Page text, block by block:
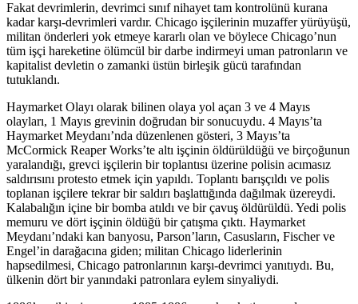
Fakat devrimlerin, devrimci sınıf nihayet tam kontrolünü kurana
kadar karşı-devrimleri vardır. Chicago işçilerinin muzaffer yürüyüşü,
militan önderleri yok etmeye kararlı olan ve böylece Chicago’nun
tüm işçi hareketine ölümcül bir darbe indirmeyi uman patronların ve
kapitalist devletin o zamanki üstün birleşik gücü tarafından
tutuklandı.
Haymarket Olayı olarak bilinen olaya yol açan 3 ve 4 Mayıs
olayları, 1 Mayıs grevinin doğrudan bir sonucuydu. 4 Mayıs’ta
Haymarket Meydanı’nda düzenlenen gösteri, 3 Mayıs’ta
McCormick Reaper Works’te altı işçinin öldürüldüğü ve birçoğunun
yaralandığı, grevci işçilerin bir toplantısı üzerine polisin acımasız
saldırısını protesto etmek için yapıldı. Toplantı barışçıldı ve polis
toplanan işçilere tekrar bir saldırı başlattığında dağılmak üzereydi.
Kalabalığın içine bir bomba atıldı ve bir çavuş öldürüldü. Yedi polis
memuru ve dört işçinin öldüğü bir çatışma çıktı. Haymarket
Meydanı’ndaki kan banyosu, Parson’ların, Casusların, Fischer ve
Engel’in darağacına giden; militan Chicago liderlerinin
hapsedilmesi, Chicago patronlarının karşı-devrimci yanıtıydı. Bu,
ülkenin dört bir yanındaki patronlara eylem sinyaliydi.